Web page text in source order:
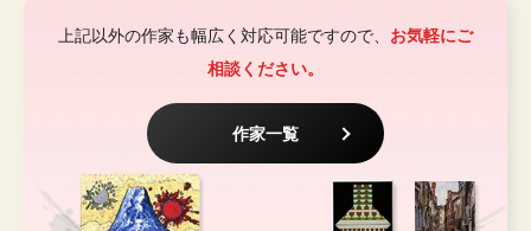
上記以外の作家も幅広く対応可能ですので、 お気軽にご
相談ください。
作家一覧